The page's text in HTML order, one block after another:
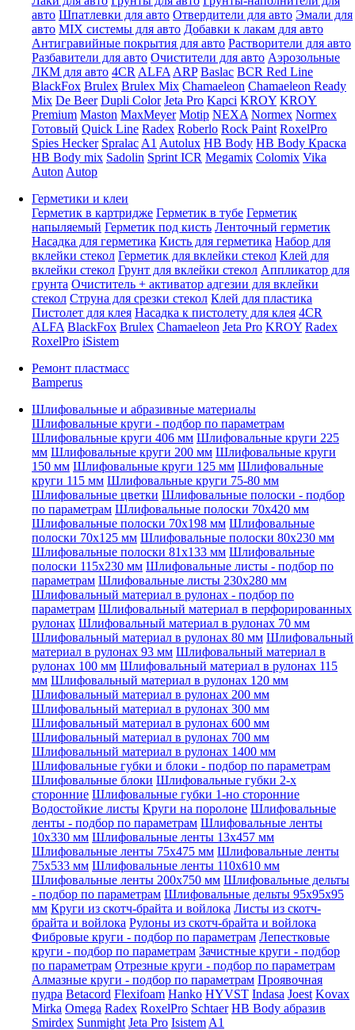
авто Шпатлевки для авто Отвердители для авто Эмали для
авто MIX системы для авто Добавки к лакам для авто
Антигравийные покрытия для авто Растворители для авто
Разбавители для авто Очистители для авто Аэрозольные
ЛКМ для авто 4CR ALFA ARP Baslac BCR Red Line
BlackFox Brulex Brulex Mix Chamaeleon Chamaeleon Ready
Mix De Beer Dupli Color Jeta Pro Kapci KROY KROY
Premium Maston MaxMeyer Motip NEXA Normex Normex
Готовый Quick Line Radex Roberlo Rock Paint RoxelPro
Spies Hecker Spralac A1 Autolux HB Body HB Body Краска
HB Body mix Sadolin Sprint ICR Megamix Colomix Vika
Auton Autop
Герметики и клеи
Герметик в картридже Герметик в тубе Герметик
напыляемый Герметик под кисть Ленточный герметик
Насадка для герметика Кисть для герметика Набор для
вклейки стекол Герметик для вклейки стекол Клей для
вклейки стекол Грунт для вклейки стекол Аппликатор для
грунта Очиститель + активатор адгезии для вклейки
стекол Струна для срезки стекол Клей для пластика
Пистолет для клея Насадка к пистолету для клея 4CR
ALFA BlackFox Brulex Chamaeleon Jeta Pro KROY Radex
RoxelPro iSistem
Ремонт пластмасс
Bamperus
Шлифовальные и абразивные материалы
Шлифовальные круги - подбор по параметрам
Шлифовальные круги 406 мм Шлифовальные круги 225
мм Шлифовальные круги 200 мм Шлифовальные круги
150 мм Шлифовальные круги 125 мм Шлифовальные
круги 115 мм Шлифовальные круги 75-80 мм
Шлифовальные цветки Шлифовальные полоски - подбор
по параметрам Шлифовальные полоски 70x420 мм
Шлифовальные полоски 70x198 мм Шлифовальные
полоски 70x125 мм Шлифовальные полоски 80x230 мм
Шлифовальные полоски 81x133 мм Шлифовальные
полоски 115x230 мм Шлифовальные листы - подбор по
параметрам Шлифовальные листы 230x280 мм
Шлифовальный материал в рулонах - подбор по
параметрам Шлифовальный материал в перфорированных
рулонах Шлифовальный материал в рулонах 70 мм
Шлифовальный материал в рулонах 80 мм Шлифовальный
материал в рулонах 93 мм Шлифовальный материал в
рулонах 100 мм Шлифовальный материал в рулонах 115
мм Шлифовальный материал в рулонах 120 мм
Шлифовальный материал в рулонах 200 мм
Шлифовальный материал в рулонах 300 мм
Шлифовальный материал в рулонах 600 мм
Шлифовальный материал в рулонах 700 мм
Шлифовальный материал в рулонах 1400 мм
Шлифовальные губки и блоки - подбор по параметрам
Шлифовальные блоки Шлифовальные губки 2-х
сторонние Шлифовальные губки 1-но сторонние
Водостойкие листы Круги на поролоне Шлифовальные
ленты - подбор по параметрам Шлифовальные ленты
10x330 мм Шлифовальные ленты 13x457 мм
Шлифовальные ленты 75x475 мм Шлифовальные ленты
75x533 мм Шлифовальные ленты 110x610 мм
Шлифовальные ленты 200x750 мм Шлифовальные дельты
- подбор по параметрам Шлифовальные дельты 95x95x95
мм Круги из скотч-брайта и войлока Листы из скотч-
брайта и войлока Рулоны из скотч-брайта и войлока
Фибровые круги - подбор по параметрам Лепестковые
круги - подбор по параметрам Зачистные круги - подбор
по параметрам Отрезные круги - подбор по параметрам
Алмазные круги - подбор по параметрам Проявочная
пудра Betacord Flexifoam Hanko HYVST Indasa Joest Kovax
Mirka Omega Radex RoxelPro Schtaer HB Body абразив
Smirdex Sunmight Jeta Pro Isistem A1